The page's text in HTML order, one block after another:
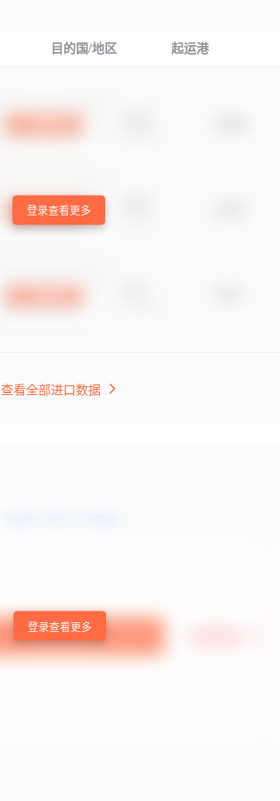
目的国/地区 起运港
登录查看更多
查看全部进口数据
登录查看更多